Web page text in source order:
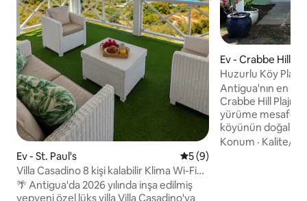
Ev - St. Paul's 5 üzerinden ortalama 5
5 (9)
Villa Casadino 8 kişi kalabilir Klima Wi-Fi
Okyanus manzarası
🌴 Antigua'da 2026 yılında inşa edilmiş
yepyeni özel lüks villa Villa Casadino'ya
Ev - Crabbe Hill
Huzurlu Köy Plajı
Antigua'nın en iyi
Crabbe Hill
yürüme
köyünün doğal
kaptırın. Özel çift
Konum · Kalite/